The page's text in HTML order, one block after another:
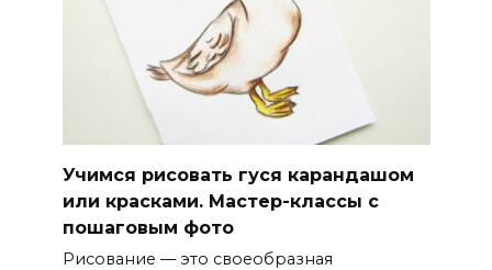
Учимся рисовать гуся карандашом
или красками. Мастер-классы с
пошаговым фото
Рисование — это своеобразная